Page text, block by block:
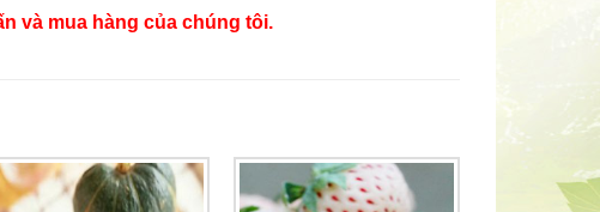
và mua hàng của chúng tôi.